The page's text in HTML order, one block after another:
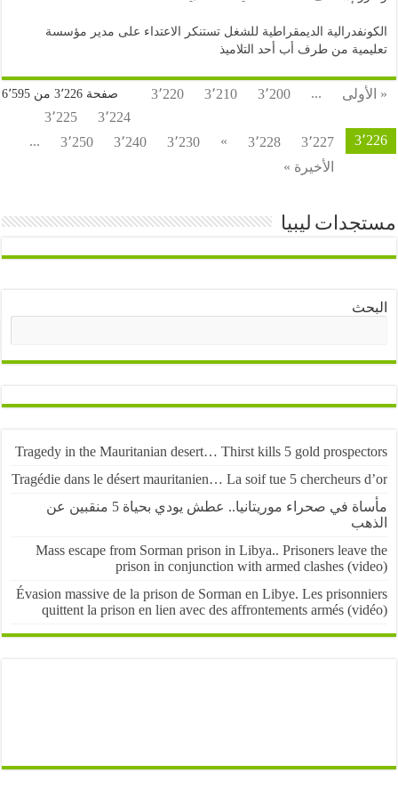
الديمقراطية للشغل تستنكر الاعتداء على مدير مؤسسة
من طرف أب أحد التلاميذ
صفحة 3٬226 من 6٬595 ... 3٬200 3٬210
3٬220
3٬225
3٬227 3٬228 » 3٬230 3٬240 3٬250
...
الأخيرة »
ليبيا
Tragedy in the Mauritanian desert… Thirst kills 5 gold
Tragédie dans le désert mauritanien… La soif tue 5 chercheurs
مأساة في صحراء موريتانيا.. عطش يودي بحياة 5 منقبين عن
Mass escape from Sorman prison in Libya.. Prisoners
prison in conjunction with armed clashes
Évasion massive de la prison de Sorman en Libye. Les
quittent la prison en lien avec des affrontements armés